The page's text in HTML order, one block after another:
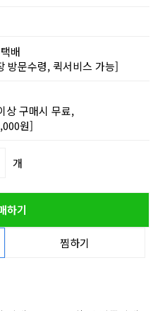
배
방문수령, 퀵서비스 가능]
상 구매시 무료,
원]
개
하기
찜하기